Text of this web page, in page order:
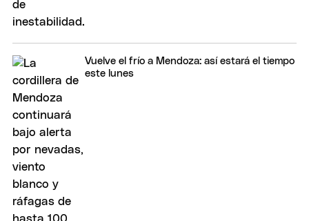
Vuelve el frío a Mendoza: así estará el tiempo
este lunes